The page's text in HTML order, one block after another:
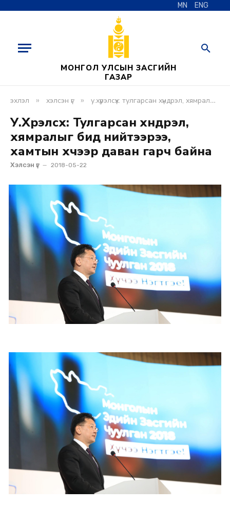
MN ENG
МОНГОЛ УЛСЫН ЗАСГИЙН
ГАЗАР
эхлэл » хэлсэн үг » у.хүрэлсүх: тулгарсан хүндрэл, хямралыг бид нийтээрээ, хамтын хүчээр даван гарч байна
У.Хүрэлсүх: Тулгарсан хүндрэл,
хямралыг бид нийтээрээ,
хамтын хүчээр даван гарч байна
Хэлсэн үг 2018-05-22